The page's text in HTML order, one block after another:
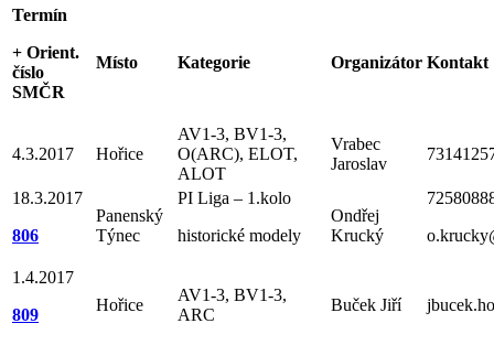
Termín
+ Orient.
číslo
SMČR
Místo Kategorie Organizátor Kontakt
4.3.2017 Hořice
AV1-3, BV1-3,
O(ARC), ELOT,
ALOT
Vrabec
Jaroslav
18.3.2017
806
Panenský
Týnec
PI Liga – 1.kolo
historické modely
Ondřej
Krucký
1.4.2017
809
Hořice
AV1-3, BV1-3,
ARC
Buček Jiří